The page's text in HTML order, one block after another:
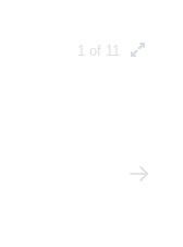
1 of 11